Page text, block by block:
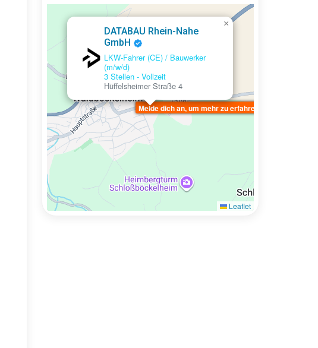
Melde dich an, um mehr zu erfahren
DATABAU Rhein-Nahe
GmbH
LKW-Fahrer (CE) / Bauwerker
(m/w/d)
3 Stellen - Vollzeit
Hüffelsheimer Straße 4
×
Leaflet